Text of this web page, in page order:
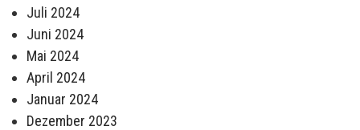
Juli 2024
Juni 2024
Mai 2024
April 2024
Januar 2024
Dezember 2023